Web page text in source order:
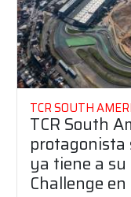
TCR SOUTH
TCR South
protagonista
ya tiene a
Challenge